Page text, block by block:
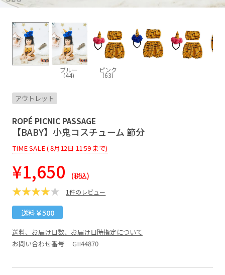
ブルー
(44)
ピンク
(63)
アウトレット
ROPÉ PICNIC PASSAGE
【BABY】小鬼コスチューム 節分
TIME SALE ( 8月12日 11:59 まで)
¥1,650 (税込)
1件のレビュー
送料￥500
送料、お届け日数、お届け日時指定について
お問い合わせ番号 GII44870